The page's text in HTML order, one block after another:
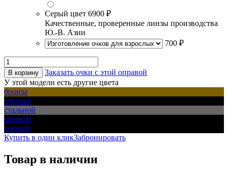
Серый цвет 6900 ₽
Качественные, проверенные линзы производства
Ю.-В. Азии
700 ₽
В корзину
Заказать очки с этой оправой
У этой модели есть другие цвета
бронза
черный
стальной
черный
черный
Купить в один кликЗабронировать
Товар в наличии